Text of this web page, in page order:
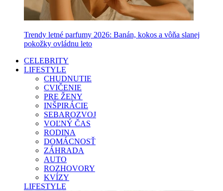
Trendy letné parfumy 2026: Banán, kokos a vôňa slanej
pokožky ovládnu leto
CELEBRITY
LIFESTYLE
CHUDNUTIE
CVIČENIE
PRE ŽENY
INŠPIRÁCIE
SEBAROZVOJ
VOĽNÝ ČAS
RODINA
DOMÁCNOSŤ
ZÁHRADA
AUTO
ROZHOVORY
KVÍZY
LIFESTYLE